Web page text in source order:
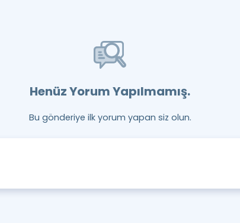
Henüz Yorum Yapılmamış.
Bu gönderiye ilk yorum yapan siz olun.